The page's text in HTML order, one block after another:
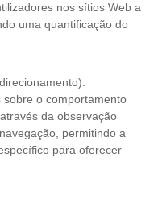
nos sítios Web a
uma quantificação do
o comportamento
da observação
permitindo a
para oferecer